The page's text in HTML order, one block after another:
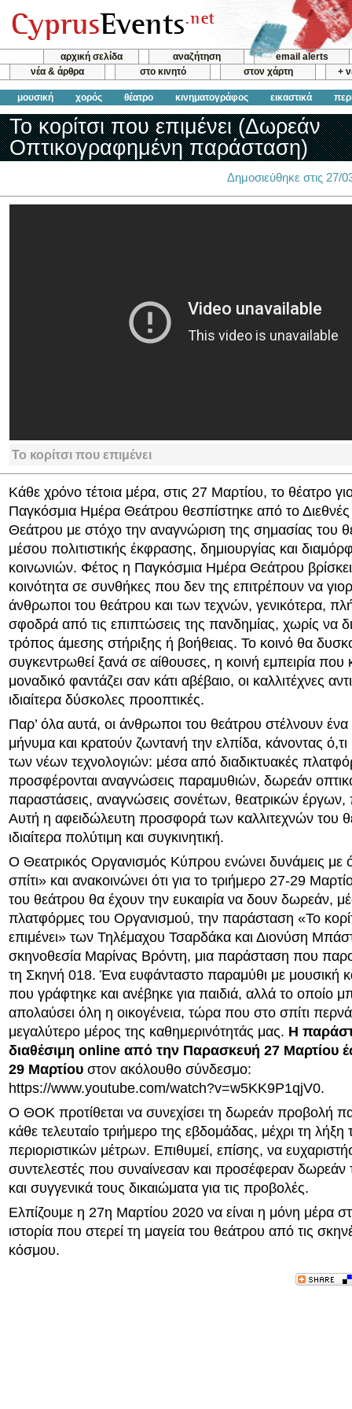
αρχική σελίδα αναζήτηση
email alerts
νέα & άρθρα
στο κινητό στον χάρτη +
μουσική χορός θέατρο κινηματογράφος εικαστικά
Το κορίτσι που επιμένει (Δωρεάν
Οπτικογραφημένη παράσταση)
Δημοσιεύθηκε στις
Το κορίτσι που επιμένει
Κάθε χρόνο τέτοια μέρα, στις 27 Μαρτίου, το θέατρο
Παγκόσμια Ημέρα Θεάτρου θεσπίστηκε από το Διεθνές
Θεάτρου με στόχο την αναγνώριση της σημασίας του
μέσου πολιτιστικής έκφρασης, δημιουργίας και
κοινωνιών. Φέτος η Παγκόσμια Ημέρα Θεάτρου βρίσκει
κοινότητα σε συνθήκες που δεν της επιτρέπουν να
άνθρωποι του θεάτρου και των τεχνών, γενικότερα,
σφοδρά από τις επιπτώσεις της πανδημίας, χωρίς να
τρόπος άμεσης στήριξης ή βοήθειας. Το κοινό θα
συγκεντρωθεί ξανά σε αίθουσες, η κοινή εμπειρία που
μοναδικό φαντάζει σαν κάτι αβέβαιο, οι καλλιτέχνες
ιδιαίτερα δύσκολες προοπτικές.
Παρ’ όλα αυτά, οι άνθρωποι του θεάτρου στέλνουν ένα
μήνυμα και κρατούν ζωντανή την ελπίδα, κάνοντας
των νέων τεχνολογιών: μέσα από διαδικτυακές
προσφέρονται αναγνώσεις παραμυθιών, δωρεάν
παραστάσεις, αναγνώσεις σονέτων, θεατρικών έργων,
Αυτή η αφειδώλευτη προσφορά των καλλιτεχνών του
ιδιαίτερα πολύτιμη και συγκινητική.
Ο Θεατρικός Οργανισμός Κύπρου ενώνει δυνάμεις με
σπίτι» και ανακοινώνει ότι για το τριήμερο 27-29
του θεάτρου θα έχουν την ευκαιρία να δουν δωρεάν,
πλατφόρμες του Οργανισμού, την παράσταση «Το
επιμένει» των Τηλέμαχου Τσαρδάκα και Διονύση
σκηνοθεσία Μαρίνας Βρόντη, μια παράσταση που
τη Σκηνή 018. Ένα ευφάνταστο παραμύθι με μουσική
που γράφτηκε και ανέβηκε για παιδιά, αλλά το οποίο
απολαύσει όλη η οικογένεια, τώρα που στο σπίτι
μεγαλύτερο μέρος της καθημερινότητάς μας. Η
διαθέσιμη online από την Παρασκευή 27 Μαρτίου
29 Μαρτίου στον ακόλουθο σύνδεσμο:
https://www.youtube.com/watch?v=w5KK9P1qjV0.
Ο ΘΟΚ προτίθεται να συνεχίσει τη δωρεάν προβολή
κάθε τελευταίο τριήμερο της εβδομάδας, μέχρι τη λήξη
περιοριστικών μέτρων. Επιθυμεί, επίσης, να
συντελεστές που συναίνεσαν και προσέφεραν δωρεάν
και συγγενικά τους δικαιώματα για τις προβολές.
Ελπίζουμε η 27η Μαρτίου 2020 να είναι η μόνη μέρα
ιστορία που στερεί τη μαγεία του θεάτρου από τις
κόσμου.